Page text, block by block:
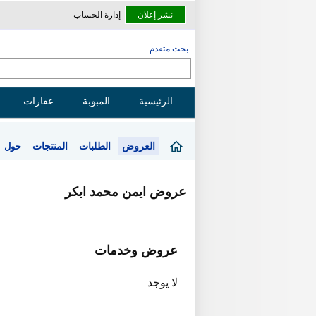
نشر إعلان إدارة الحساب
بحث متقدم
الرئيسية المبوبة عقارات
العروض الطلبات المنتجات حول
عروض ايمن محمد ابكر
عروض وخدمات
لا يوجد